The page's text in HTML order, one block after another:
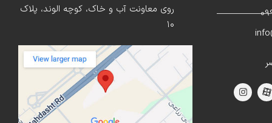
روی معاونت آب و خاک، کوچه الوند، پلاک
۱۰